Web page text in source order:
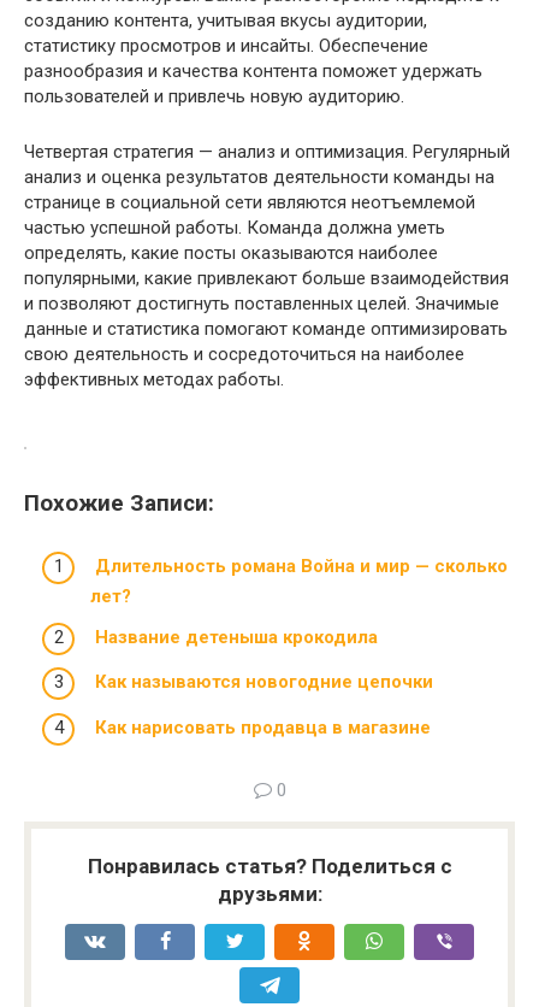
созданию контента, учитывая вкусы аудитории,
статистику просмотров и инсайты. Обеспечение
разнообразия и качества контента поможет удержать
пользователей и привлечь новую аудиторию.
Четвертая стратегия — анализ и оптимизация. Регулярный
анализ и оценка результатов деятельности команды на
странице в социальной сети являются неотъемлемой
частью успешной работы. Команда должна уметь
определять, какие посты оказываются наиболее
популярными, какие привлекают больше взаимодействия
и позволяют достигнуть поставленных целей. Значимые
данные и статистика помогают команде оптимизировать
свою деятельность и сосредоточиться на наиболее
эффективных методах работы.
Похожие Записи:
Длительность романа Война и мир — сколько
лет?
Название детеныша крокодила
Как называются новогодние цепочки
Как нарисовать продавца в магазине
0
Понравилась статья? Поделиться с
друзьями: